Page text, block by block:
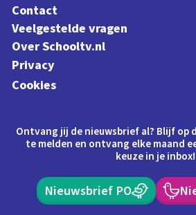
Contact
Veelgestelde vragen
Over Schooltv.nl
Privacy
Cookies
Ontvang jij de nieuwsbrief al? Blijf op
te melden en ontvang elke maand
keuze in je inbox!
Nieuwsbrief PO